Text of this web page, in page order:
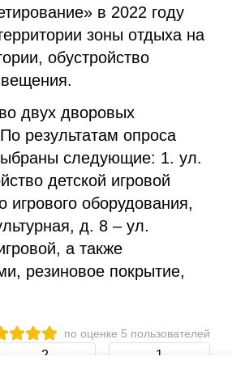
в 2022 году
зоны отдыха на
обустройство
двух дворовых
результатам опроса
следующие: 1. ул.
детской игровой
игрового оборудования,
д. 8 – ул.
а также
резиновое покрытие,
по оценке 5 пользователей
2 1